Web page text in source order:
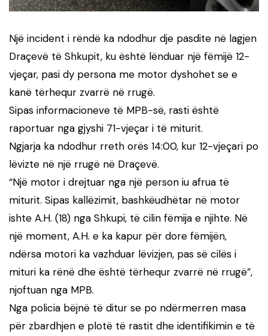
Një incident i rëndë ka ndodhur dje pasdite në lagjen
Draçevë të Shkupit, ku është lënduar një fëmijë 12-
vjeçar, pasi dy persona me motor dyshohet se e
kanë tërhequr zvarrë në rrugë.
Sipas informacioneve të MPB-së, rasti është
raportuar nga gjyshi 71-vjeçar i të miturit.
Ngjarja ka ndodhur rreth orës 14:00, kur 12-vjeçari po
lëvizte në një rrugë në Draçevë.
“Një motor i drejtuar nga një person iu afrua të
miturit. Sipas kallëzimit, bashkëudhëtar në motor
ishte A.H. (18) nga Shkupi, të cilin fëmija e njihte. Në
një moment, A.H. e ka kapur për dore fëmijën,
ndërsa motori ka vazhduar lëvizjen, pas së cilës i
mituri ka rënë dhe është tërhequr zvarrë në rrugë”,
njoftuan nga MPB.
Nga policia bëjnë të ditur se po ndërmerren masa
për zbardhjen e plotë të rastit dhe identifikimin e të